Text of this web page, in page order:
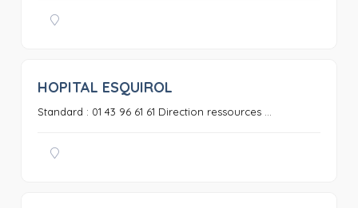
HOPITAL ESQUIROL
Standard : 01 43 96 61 61 Direction ressources ...